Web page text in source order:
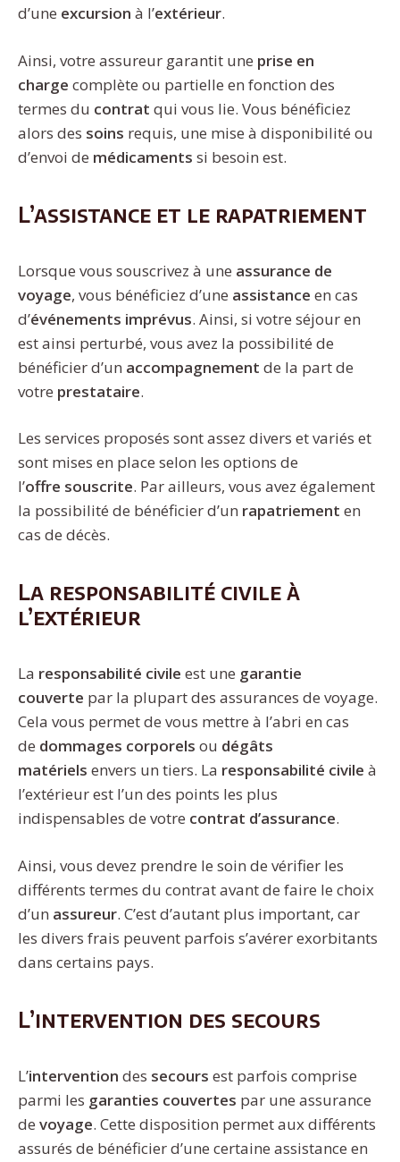
d’une excursion à l’extérieur.
Ainsi, votre assureur garantit une prise en
charge complète ou partielle en fonction des
termes du contrat qui vous lie. Vous bénéficiez
alors des soins requis, une mise à disponibilité ou
d’envoi de médicaments si besoin est.
L’assistance et le rapatriement
Lorsque vous souscrivez à une assurance de
voyage, vous bénéficiez d’une assistance en cas
d’événements imprévus. Ainsi, si votre séjour en
est ainsi perturbé, vous avez la possibilité de
bénéficier d’un accompagnement de la part de
votre prestataire.
Les services proposés sont assez divers et variés et
sont mises en place selon les options de
l’offre souscrite. Par ailleurs, vous avez également
la possibilité de bénéficier d’un rapatriement en
cas de décès.
La responsabilité civile à
l’extérieur
La responsabilité civile est une garantie
couverte par la plupart des assurances de voyage.
Cela vous permet de vous mettre à l’abri en cas
de dommages corporels ou dégâts
matériels envers un tiers. La responsabilité civile à
l’extérieur est l’un des points les plus
indispensables de votre contrat d’assurance.
Ainsi, vous devez prendre le soin de vérifier les
différents termes du contrat avant de faire le choix
d’un assureur. C’est d’autant plus important, car
les divers frais peuvent parfois s’avérer exorbitants
dans certains pays.
L’intervention des secours
L’intervention des secours est parfois comprise
parmi les garanties couvertes par une assurance
de voyage. Cette disposition permet aux différents
assurés de bénéficier d’une certaine assistance en